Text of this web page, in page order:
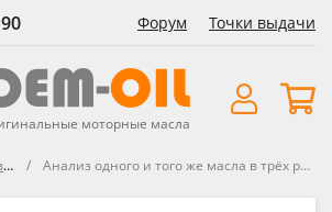
Форум Точки выдачи
моторные масла
Анализ одного и того же масла в трёх разных лабораториях для проверки сходимости и воспроизводимости получаемых данных